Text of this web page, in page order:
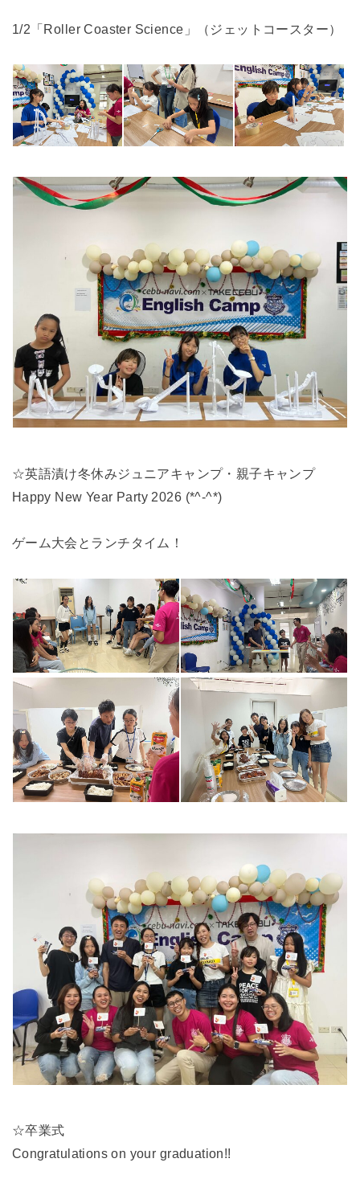
1/2「Roller Coaster Science」（ジェットコースター）
☆英語漬け冬休みジュニアキャンプ・親子キャンプ
Happy New Year Party 2026 (*^-^*)
ゲーム大会とランチタイム！
☆卒業式
Congratulations on your graduation!!